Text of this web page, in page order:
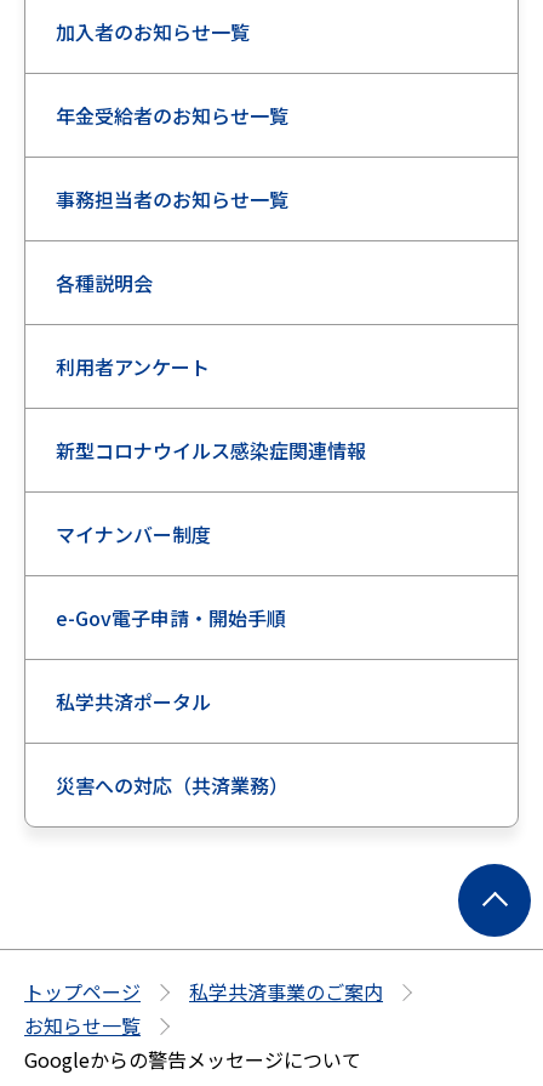
加入者のお知らせ一覧
年金受給者のお知らせ一覧
事務担当者のお知らせ一覧
各種説明会
利用者アンケート
新型コロナウイルス感染症関連情報
マイナンバー制度
e-Gov電子申請・開始手順
私学共済ポータル
災害への対応（共済業務）
ー
ジ
トップページ
私学共済事業のご案内
お知らせ一覧
Googleからの警告メッセージについて